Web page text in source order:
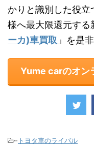
かりと識別した役立
様へ最大限還元する
ーカ)車買取 」を是
Yume carのオン
- トヨタ車のライバル